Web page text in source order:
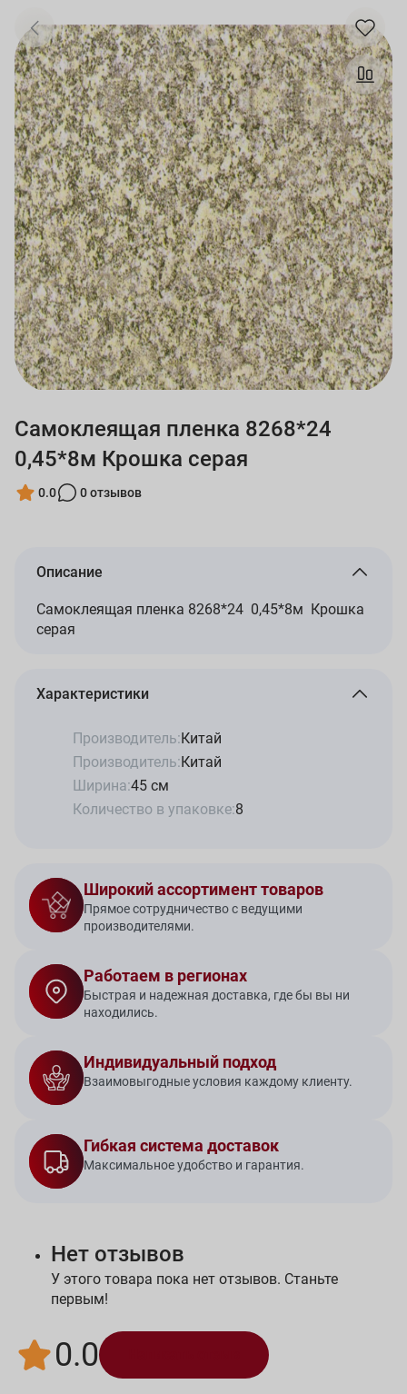
Самоклеящая пленка 8268*24
0,45*8м Крошка серая
0.0 0 отзывов
Описание
Самоклеящая пленка 8268*24 0,45*8м Крошка
серая
Характеристики
Производитель:Китай
Производитель:Китай
Ширина:45 см
Количество в упаковке:8
Широкий ассортимент товаров
Прямое сотрудничество с ведущими
производителями.
Работаем в регионах
Быстрая и надежная доставка, где бы вы ни
находились.
Индивидуальный подход
Взаимовыгодные условия каждому клиенту.
Гибкая система доставок
Максимальное удобство и гарантия.
Нет отзывов
У этого товара пока нет отзывов. Станьте
первым!
0.0